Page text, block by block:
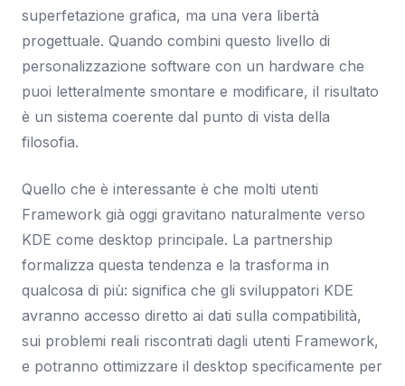
superfetazione grafica, ma una vera libertà
progettuale. Quando combini questo livello di
personalizzazione software con un hardware che
puoi letteralmente smontare e modificare, il risultato
è un sistema coerente dal punto di vista della
filosofia.
Quello che è interessante è che molti utenti
Framework già oggi gravitano naturalmente verso
KDE come desktop principale. La partnership
formalizza questa tendenza e la trasforma in
qualcosa di più: significa che gli sviluppatori KDE
avranno accesso diretto ai dati sulla compatibilità,
sui problemi reali riscontrati dagli utenti Framework,
e potranno ottimizzare il desktop specificamente per